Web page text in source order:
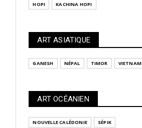
HOPI KACHINA HOPI
ART ASIATIQUE
GANESH NÉPAL TIMOR VIETNAM
ART OCÉANIEN
NOUVELLE CALÉDONIE SÉPIK